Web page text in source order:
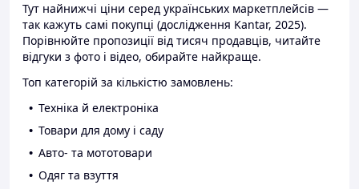
Тут найнижчі ціни серед українських маркетплейсів —
так кажуть самі покупці (дослідження Kantar, 2025).
Порівнюйте пропозиції від тисяч продавців, читайте
відгуки з фото і відео, обирайте найкраще.
Топ категорій за кількістю замовлень:
Техніка й електроніка
Товари для дому і саду
Авто- та мототовари
Одяг та взуття